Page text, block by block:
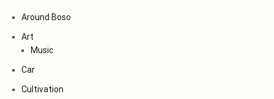
Around Boso
Art
Music
Car
Cultivation